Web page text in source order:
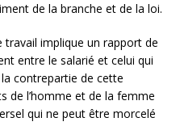
de la branche et de la loi.
implique un rapport de
entre le salarié et celui qui
contrepartie de cette
de l’homme et de la femme
qui ne peut être morcelé